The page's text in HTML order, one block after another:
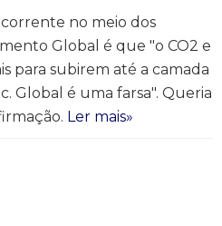
no meio dos
Global é que "o CO2 e
para subirem até a camada
Global é uma farsa". Queria
Ler mais»